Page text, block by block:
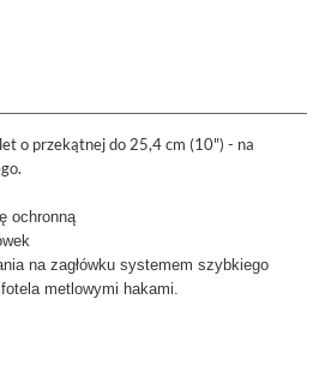
o przekątnej do 25,4 cm (10") - na
ochronną
na zagłówku systemem szybkiego
metlowymi hakami.